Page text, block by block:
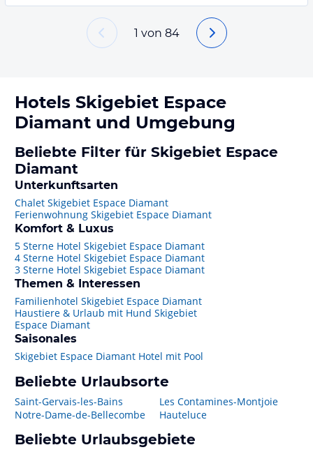
1 von 84
Hotels Skigebiet Espace
Diamant und Umgebung
Beliebte Filter für Skigebiet Espace
Diamant
Unterkunftsarten
Chalet Skigebiet Espace Diamant
Ferienwohnung Skigebiet Espace Diamant
Komfort & Luxus
5 Sterne Hotel Skigebiet Espace Diamant
4 Sterne Hotel Skigebiet Espace Diamant
3 Sterne Hotel Skigebiet Espace Diamant
Themen & Interessen
Familienhotel Skigebiet Espace Diamant
Haustiere & Urlaub mit Hund Skigebiet
Espace Diamant
Saisonales
Skigebiet Espace Diamant Hotel mit Pool
Beliebte Urlaubsorte
Saint-Gervais-les-Bains
Notre-Dame-de-Bellecombe
Les Contamines-Montjoie
Hauteluce
Beliebte Urlaubsgebiete